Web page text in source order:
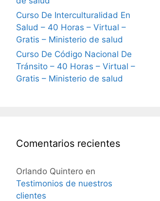
Curso De Interculturalidad En
Salud – 40 Horas – Virtual –
Gratis – Ministerio de salud
Curso De Código Nacional De
Tránsito – 40 Horas – Virtual –
Gratis – Ministerio de salud
Comentarios recientes
Orlando Quintero en
Testimonios de nuestros
clientes